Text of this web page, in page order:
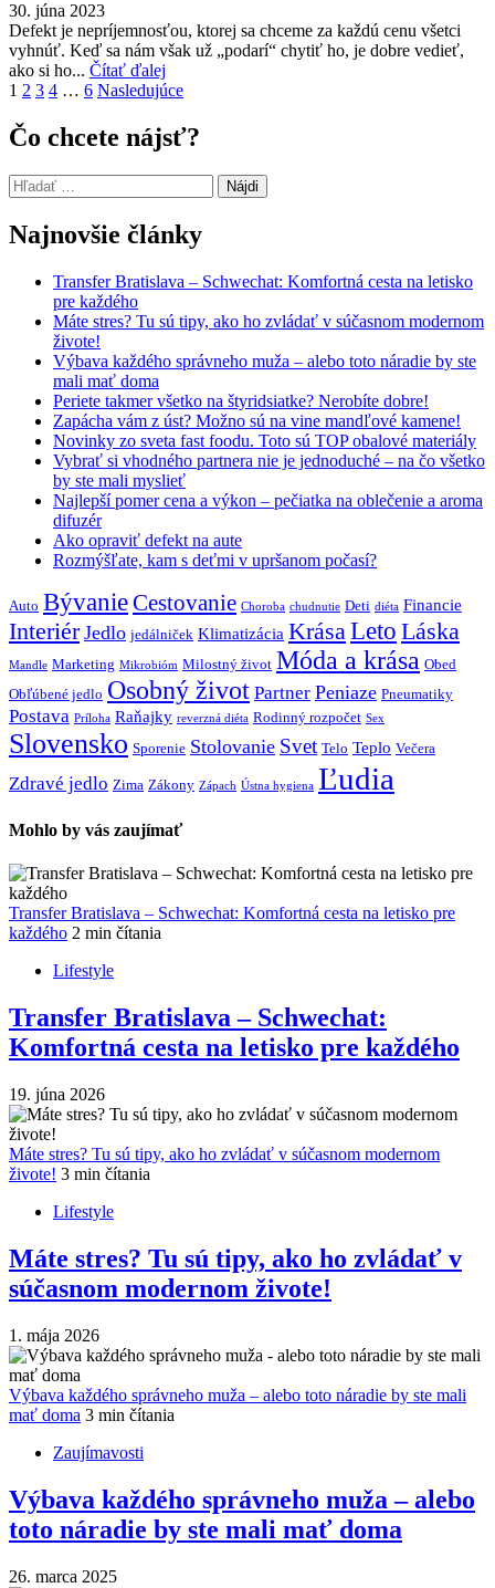
30. júna 2023
Defekt je nepríjemnosťou, ktorej sa chceme za každú cenu všetci
vyhnúť. Keď sa nám však už „podarí“ chytiť ho, je dobre vedieť,
ako si ho... Čítať ďalej
Navigácia
v
článkoch
1 2 3 4 … 6 Nasledujúce
Čo chcete nájsť?
Hľadať:
Najnovšie články
Transfer Bratislava – Schwechat: Komfortná cesta na letisko
pre každého
Máte stres? Tu sú tipy, ako ho zvládať v súčasnom modernom
živote!
Výbava každého správneho muža – alebo toto náradie by ste
mali mať doma
Periete takmer všetko na štyridsiatke? Nerobíte dobre!
Zapácha vám z úst? Možno sú na vine mandľové kamene!
Novinky zo sveta fast foodu. Toto sú TOP obalové materiály
Vybrať si vhodného partnera nie je jednoduché – na čo všetko
by ste mali myslieť
Najlepší pomer cena a výkon – pečiatka na oblečenie a aroma
difuzér
Ako opraviť defekt na aute
Rozmýšľate, kam s deťmi v upršanom počasí?
Auto BývanieCestovanie Choroba chudnutie Deti diéta Financie
Interiér Jedlo jedálniček Klimatizácia Krása Leto Láska
Mandle Marketing Mikrobióm Milostný život Móda a krása Obed
Obľúbené jedlo Osobný život Partner Peniaze Pneumatiky
Postava Príloha Raňajky reverzná diéta Rodinný rozpočet Sex
Slovensko Sporenie Stolovanie Svet Telo Teplo Večera
Zdravé jedlo Zima Zákony Zápach Ústna hygiena Ľudia
Mohlo by vás zaujímať
Transfer Bratislava – Schwechat: Komfortná cesta na letisko pre
každého 2 min čítania
Lifestyle
Transfer Bratislava – Schwechat:
Komfortná cesta na letisko pre každého
19. júna 2026
Máte stres? Tu sú tipy, ako ho zvládať v súčasnom modernom
živote! 3 min čítania
Lifestyle
Máte stres? Tu sú tipy, ako ho zvládať v
súčasnom modernom živote!
1. mája 2026
Výbava každého správneho muža – alebo toto náradie by ste mali
mať doma 3 min čítania
Zaujímavosti
Výbava každého správneho muža – alebo
toto náradie by ste mali mať doma
26. marca 2025